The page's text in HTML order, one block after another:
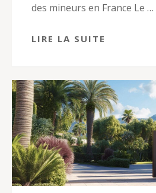
des mineurs en France Le …
LIRE LA SUITE